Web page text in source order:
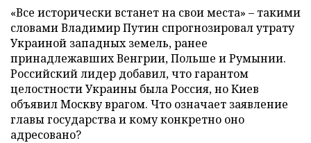
«Все исторически встанет на свои места» – такими
словами Владимир Путин спрогнозировал утрату
Украиной западных земель, ранее
принадлежавших Венгрии, Польше и Румынии.
Российский лидер добавил, что гарантом
целостности Украины была Россия, но Киев
объявил Москву врагом. Что означает заявление
главы государства и кому конкретно оно
адресовано?